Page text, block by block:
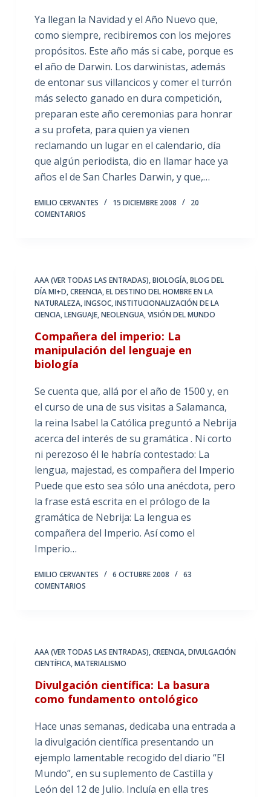
Ya llegan la Navidad y el Año Nuevo que,
como siempre, recibiremos con los mejores
propósitos. Este año más si cabe, porque es
el año de Darwin. Los darwinistas, además
de entonar sus villancicos y comer el turrón
más selecto ganado en dura competición,
preparan este año ceremonias para honrar
a su profeta, para quien ya vienen
reclamando un lugar en el calendario, día
que algún periodista, dio en llamar hace ya
años el de San Charles Darwin, y que,…
EMILIO CERVANTES 15 DICIEMBRE 2008
20
COMENTARIOS
AAA (VER TODAS LAS ENTRADAS),BIOLOGÍA,BLOG DEL
DÍA MI+D,CREENCIA,EL DESTINO DEL HOMBRE EN LA
NATURALEZA,INGSOC,INSTITUCIONALIZACIÓN DE LA
CIENCIA,LENGUAJE,NEOLENGUA,VISIÓN DEL MUNDO
Compañera del imperio: La
manipulación del lenguaje en
biología
Se cuenta que, allá por el año de 1500 y, en
el curso de una de sus visitas a Salamanca,
la reina Isabel la Católica preguntó a Nebrija
acerca del interés de su gramática . Ni corto
ni perezoso él le habría contestado: La
lengua, majestad, es compañera del Imperio
Puede que esto sea sólo una anécdota, pero
la frase está escrita en el prólogo de la
gramática de Nebrija: La lengua es
compañera del Imperio. Así como el
Imperio…
EMILIO CERVANTES 6 OCTUBRE 2008
63
COMENTARIOS
AAA (VER TODAS LAS ENTRADAS),CREENCIA,DIVULGACIÓN
CIENTÍFICA,MATERIALISMO
Divulgación científica: La basura
como fundamento ontológico
Hace unas semanas, dedicaba una entrada a
la divulgación científica presentando un
ejemplo lamentable recogido del diario “El
Mundo”, en su suplemento de Castilla y
León del 12 de Julio. Incluía en ella tres